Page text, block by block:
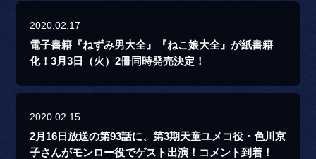
2020.02.17
電子書籍『ねずみ男大全』『ねこ娘大全』が紙書籍
化！3月3日（火）2冊同時発売決定！
2020.02.15
2月16日放送の第93話に、第3期天童ユメコ役・色川京
子さんがモンロー役でゲスト出演！コメント到着！